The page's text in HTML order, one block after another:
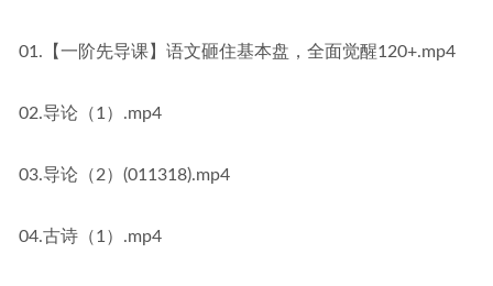
01.【一阶先导课】语文砸住基本盘，全面觉醒120+.mp4
02.导论（1）.mp4
03.导论（2）(011318).mp4
04.古诗（1）.mp4